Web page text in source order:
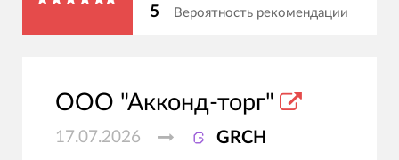
5 Вероятность рекомендации
ООО "Акконд-торг"
17.07.2026 GRCH